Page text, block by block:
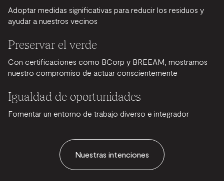
Adoptar medidas significativas para reducir los residuos y
ayudar a nuestros vecinos
Preservar el verde
Con certificaciones como BCorp y BREEAM, mostramos
nuestro compromiso de actuar conscientemente
Igualdad de oportunidades
Fomentar un entorno de trabajo diverso e integrador
Nuestras intenciones